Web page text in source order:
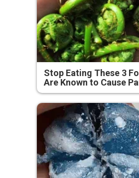
Stop Eating These 3
Are Known to Cause